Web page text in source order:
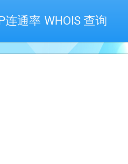
通率 WHOIS 查询